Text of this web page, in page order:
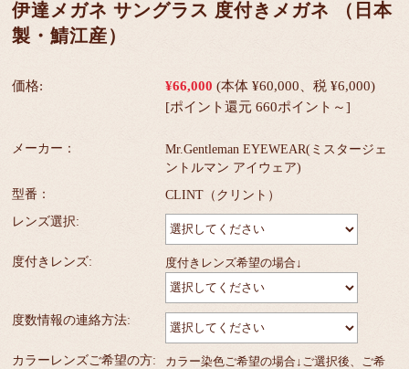
伊達メガネ サングラス 度付きメガネ （日本
製・鯖江産）
価格: ¥66,000 (本体 ¥60,000、税 ¥6,000)
[ポイント還元 660ポイント～]
メーカー：
Mr.Gentleman EYEWEAR(ミスタージェ
ントルマン アイウェア)
型番：
CLINT（クリント）
レンズ選択:
度付きレンズ: 度付きレンズ希望の場合↓
度数情報の連絡方法:
カラーレンズご希望の方:
カラー染色ご希望の場合↓ご選択後、ご希